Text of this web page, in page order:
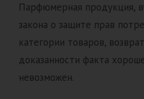
Парфюмерная продукция,
закона о защите прав
категории товаров,
доказанности факта
невозможен.